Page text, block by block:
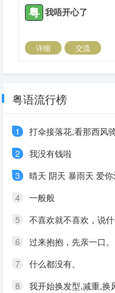
粤 我唔开心了
详细
交流
粤语流行榜
1
打伞接落花,看那西风
2
我没有钱啦
3
晴天 阴天 暴雨天 爱
4
一般般
5
不喜欢就不喜欢，说
6
过来抱抱，先亲一口。
7
什么都没有。
8
我开始换发型,减重,换风格,开始